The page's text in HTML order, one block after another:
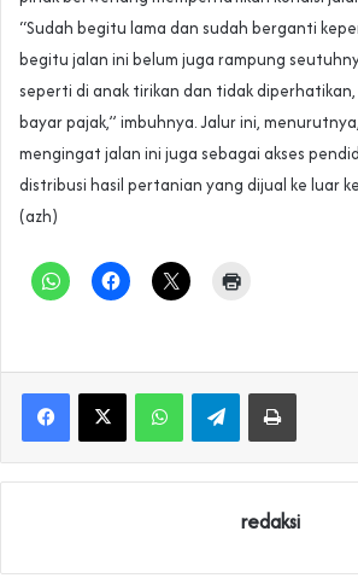
“Sudah begitu lama dan sudah berganti
begitu jalan ini belum juga rampung
seperti di anak tirikan dan tidak
bayar pajak,” imbuhnya. Jalur ini,
mengingat jalan ini juga sebagai akses
distribusi hasil pertanian yang dijual ke luar
(azh)
WhatsAppTelegramPrint
redaksi